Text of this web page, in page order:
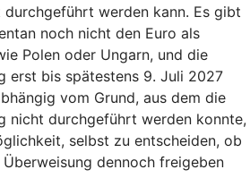
durchgeführt werden kann. Es gibt
noch nicht den Euro als
Polen oder Ungarn, und die
erst bis spätestens 9. Juli 2027
vom Grund, aus dem die
nicht durchgeführt werden konnte,
selbst zu entscheiden, ob
dennoch freigeben